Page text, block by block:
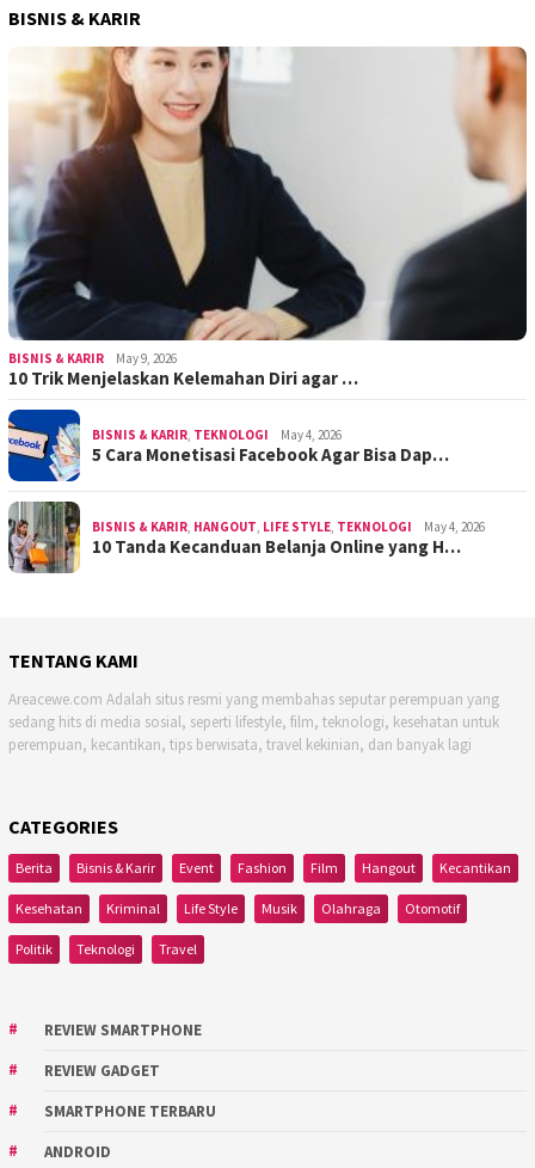
BISNIS & KARIR
BISNIS & KARIR May 9, 2026
10 Trik Menjelaskan Kelemahan Diri agar …
BISNIS & KARIR TEKNOLOGI May 4, 2026
5 Cara Monetisasi Facebook Agar Bisa Dap…
BISNIS & KARIR HANGOUT LIFE STYLE TEKNOLOGI May 4, 2026
10 Tanda Kecanduan Belanja Online yang H…
TENTANG KAMI
Areacewe.com Adalah situs resmi yang membahas seputar perempuan yang
sedang hits di media sosial, seperti lifestyle, film, teknologi, kesehatan untuk
perempuan, kecantikan, tips berwisata, travel kekinian, dan banyak lagi
CATEGORIES
Berita Bisnis & Karir Event Fashion Film Hangout Kecantikan
Kesehatan Kriminal Life Style Musik Olahraga Otomotif
Politik Teknologi Travel
REVIEW SMARTPHONE
REVIEW GADGET
SMARTPHONE TERBARU
ANDROID